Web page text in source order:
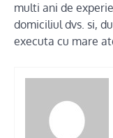
multi ani de
domiciliul dvs. si,
executa cu mare